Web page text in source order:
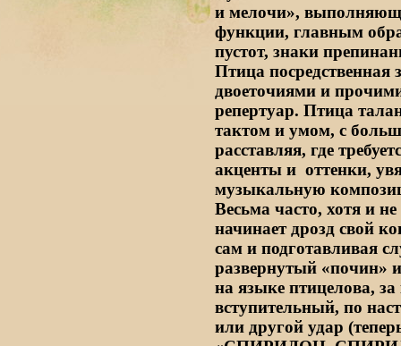
и мелочи»,
функции, главным
пустот, знаки
Птица посредственная
двоеточиями и
репертуар. Птица
тактом и умом, с
расставляя, где
акценты и оттенки,
музыкальную
Весьма часто, хотя и
начинает дрозд свой
сам и подготавливая
развернутый «почин»
на языке птицелова,
вступительный, по
или другой удар